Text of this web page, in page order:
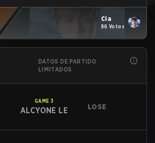
Cla
86 Votos
DATOS DE PARTIDO
LIMITADOS
GAME 3
ALCYONE LE LOSE